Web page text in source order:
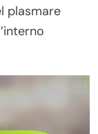
plasmare